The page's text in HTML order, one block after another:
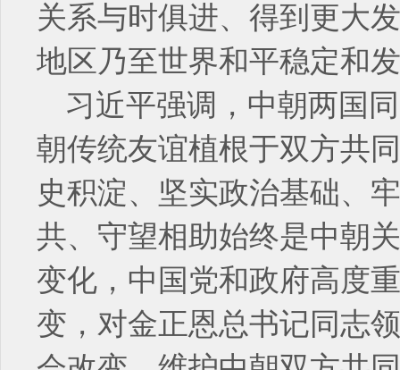
关系与时俱进、得到更大
地区乃至世界和平稳定和
习近平强调，中朝两国
朝传统友谊植根于双方共
史积淀、坚实政治基础、
共、守望相助始终是中朝
变化，中国党和政府高度
变，对金正恩总书记同志